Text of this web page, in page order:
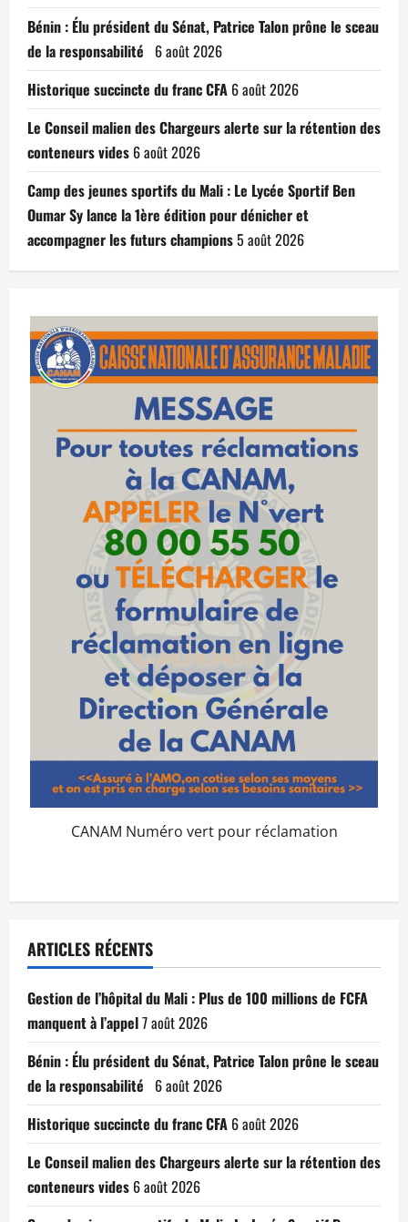
Bénin : Élu président du Sénat, Patrice Talon prône le sceau
de la responsabilité 6 août 2026
Historique succincte du franc CFA 6 août 2026
Le Conseil malien des Chargeurs alerte sur la rétention des
conteneurs vides 6 août 2026
Camp des jeunes sportifs du Mali : Le Lycée Sportif Ben
Oumar Sy lance la 1ère édition pour dénicher et
accompagner les futurs champions5 août 2026
CANAM Numéro vert pour réclamation
ARTICLES RÉCENTS
Gestion de l’hôpital du Mali : Plus de 100 millions de FCFA
manquent à l’appel7 août 2026
Bénin : Élu président du Sénat, Patrice Talon prône le sceau
de la responsabilité 6 août 2026
Historique succincte du franc CFA 6 août 2026
Le Conseil malien des Chargeurs alerte sur la rétention des
conteneurs vides 6 août 2026